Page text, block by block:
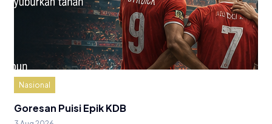
Nasional
Goresan Puisi Epik KDB